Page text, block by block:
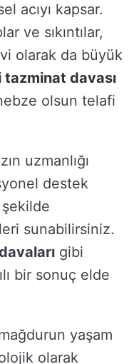
acıyı kapsar.
ve sıkıntılar,
olarak da büyük
tazminat davası
olsun telafi
uzmanlığı
destek
şekilde
sunabilirsiniz.
gibi
bir sonuç elde
yaşam
olarak